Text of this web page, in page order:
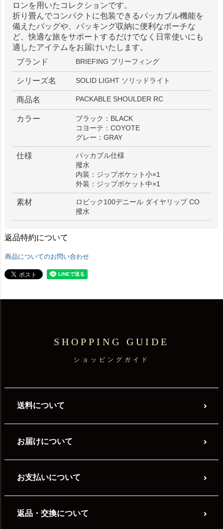
ロンを用いたコレクションです。
折り畳んでコンパクトに包装できるパッカブル機能を
備えたバッグや、パッキング収納に便利なポーチな
ど、快適な旅をサポートするだけでなく日常使いにも
適したアイテムをお届けいたします。
ブランド
BRIEFING ブリーフィング
シリーズ名 SOLID LIGHT ソリッドライト
商品名 PACKABLE SHOULDER RC
カラー
ブラック：BLACK
コヨーテ：COYOTE
グレー：GRAY
仕様
パッカブル仕様
撥水
内装：ジップポケット小×1
外装：ジップポケット中×1
素材
ロビック100デニール ダイヤリップ CO
撥水
返品特約について
商品についてのお問い合わせ
SHOPPING GUIDE
ショッピングガイド
送料について
お届けについて
お支払いについて
返品・交換について